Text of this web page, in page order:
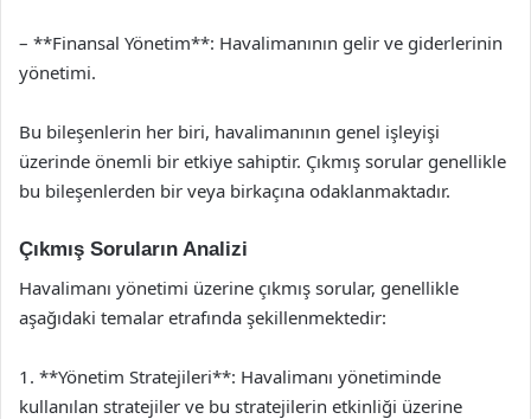
– **Finansal Yönetim**: Havalimanının gelir ve giderlerinin
yönetimi.
Bu bileşenlerin her biri, havalimanının genel işleyişi
üzerinde önemli bir etkiye sahiptir. Çıkmış sorular genellikle
bu bileşenlerden bir veya birkaçına odaklanmaktadır.
Çıkmış Soruların Analizi
Havalimanı yönetimi üzerine çıkmış sorular, genellikle
aşağıdaki temalar etrafında şekillenmektedir:
1. **Yönetim Stratejileri**: Havalimanı yönetiminde
kullanılan stratejiler ve bu stratejilerin etkinliği üzerine